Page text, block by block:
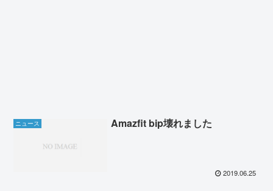
ニュース Amazfit bip壊れました
2019.06.25